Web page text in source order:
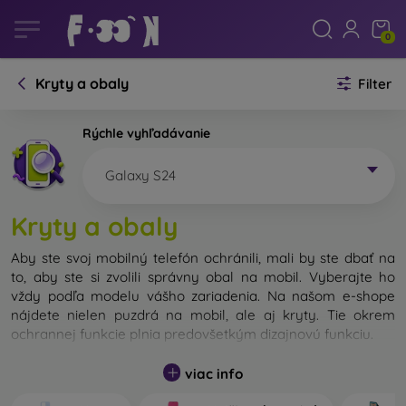
0
Kryty a obaly Filter
Rýchle vyhľadávanie
Galaxy S24
Kryty a obaly
Aby ste svoj mobilný telefón ochránili, mali by ste dbať na
to, aby ste si zvolili správny obal na mobil. Vyberajte ho
vždy podľa modelu vášho zariadenia. Na našom e-shope
nájdete nielen puzdrá na mobil, ale aj kryty. Tie okrem
ochrannej funkcie plnia predovšetkým dizajnovú funkciu.
Kryt na mobil môžeme nazvať tiež zadný kryt. Je určený na
ochranu zadnej časti telefónu. Jednotlivé kryty na mobil sa
viac info